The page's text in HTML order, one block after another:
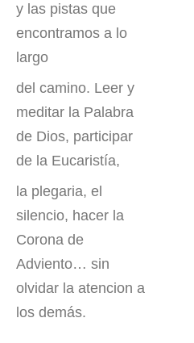
y las pistas que
encontramos a lo
largo
del camino. Leer y
meditar la Palabra
de Dios, participar
de la Eucaristía,
la plegaria, el
silencio, hacer la
Corona de
Adviento… sin
olvidar la atencion a
los demás.